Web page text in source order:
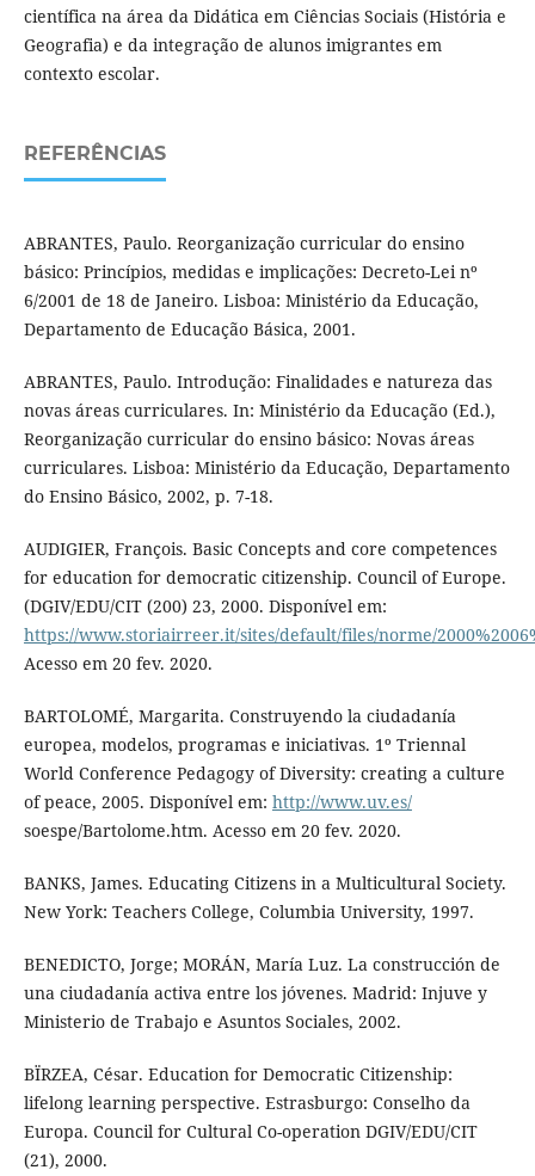
científica na área da Didática em Ciências Sociais (História e
Geografia) e da integração de alunos imigrantes em
contexto escolar.
REFERÊNCIAS
ABRANTES, Paulo. Reorganização curricular do ensino
básico: Princípios, medidas e implicações: Decreto-Lei nº
6/2001 de 18 de Janeiro. Lisboa: Ministério da Educação,
Departamento de Educação Básica, 2001.
ABRANTES, Paulo. Introdução: Finalidades e natureza das
novas áreas curriculares. In: Ministério da Educação (Ed.),
Reorganização curricular do ensino básico: Novas áreas
curriculares. Lisboa: Ministério da Educação, Departamento
do Ensino Básico, 2002, p. 7-18.
AUDIGIER, François. Basic Concepts and core competences
for education for democratic citizenship. Council of Europe.
(DGIV/EDU/CIT (200) 23, 2000. Disponível em:
https://www.storiairreer.it/sites/default/files/norme/
Acesso em 20 fev. 2020.
BARTOLOMÉ, Margarita. Construyendo la ciudadanía
europea, modelos, programas e iniciativas. 1º Triennal
World Conference Pedagogy of Diversity: creating a culture
of peace, 2005. Disponível em: http://www.uv.es/
soespe/Bartolome.htm. Acesso em 20 fev. 2020.
BANKS, James. Educating Citizens in a Multicultural Society.
New York: Teachers College, Columbia University, 1997.
BENEDICTO, Jorge; MORÁN, María Luz. La construcción de
una ciudadanía activa entre los jóvenes. Madrid: Injuve y
Ministerio de Trabajo e Asuntos Sociales, 2002.
BÏRZEA, César. Education for Democratic Citizenship:
lifelong learning perspective. Estrasburgo: Conselho da
Europa. Council for Cultural Co-operation DGIV/EDU/CIT
(21), 2000.